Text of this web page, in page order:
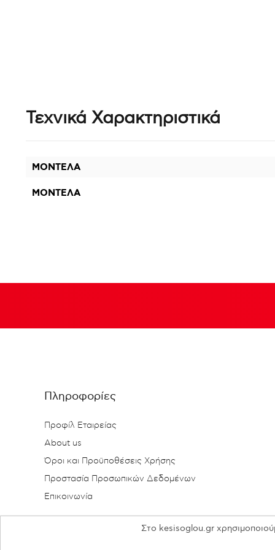
Τεχνικά Χαρακτηριστικά
ΜΟΝΤΕΛΑ
ΜΟΝΤΕΛΑ
Πληροφορίες
Προφίλ Εταιρείας
About us
Όροι και Προϋποθέσεις Χρήσης
Προστασία Προσωπικών Δεδομένων
Επικοινωνία
Στο kesisoglou.gr